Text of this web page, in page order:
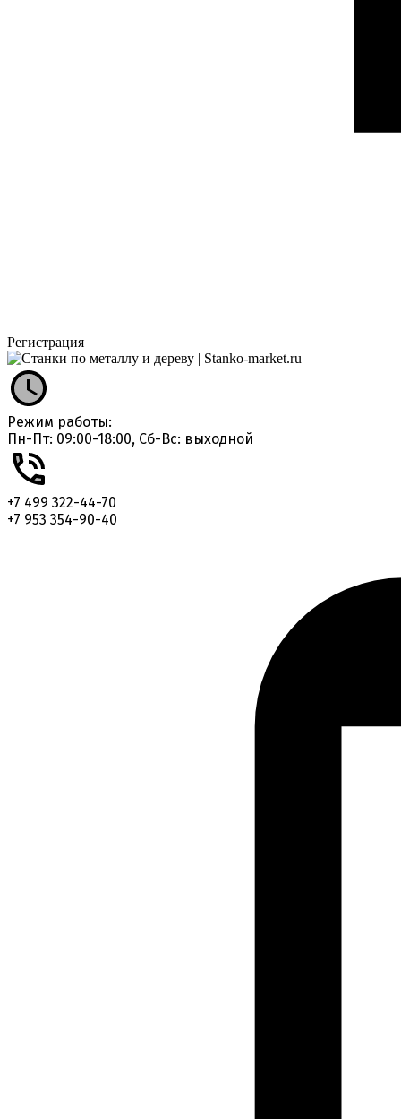
Регистрация
Режим работы:
Пн-Пт: 09:00-18:00, Сб-Вс: выходной
+7 499 322-44-70
+7 953 354-90-40